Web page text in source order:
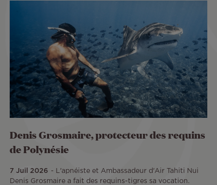
Denis Grosmaire, protecteur des requins
de Polynésie
7 Juil 2026
L'apnéiste et Ambassadeur d'Air Tahiti Nui
Denis Grosmaire a fait des requins-tigres sa vocation.